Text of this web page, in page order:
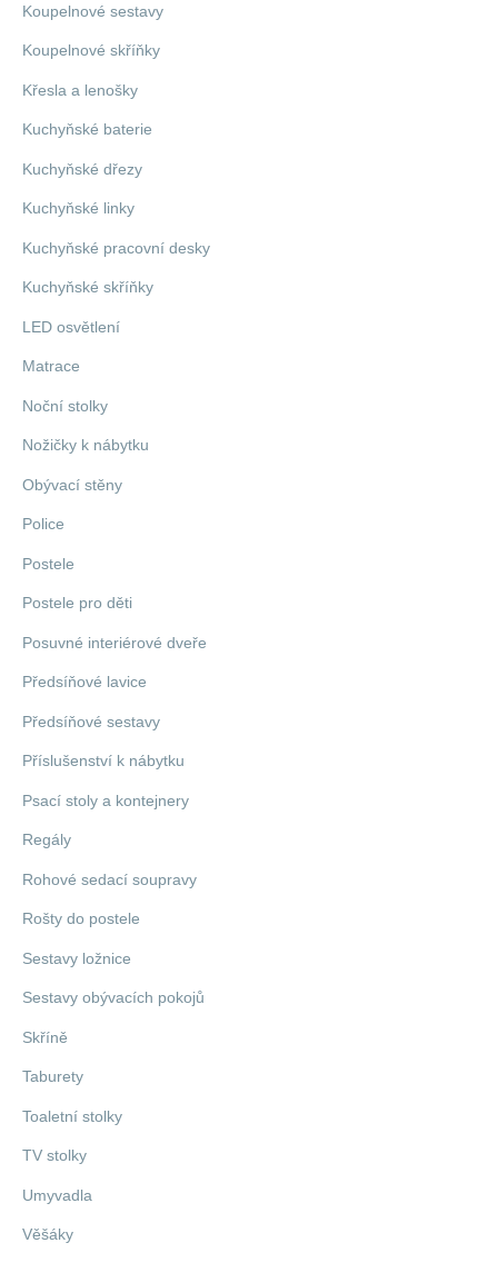
Koupelnové sestavy
Koupelnové skříňky
Křesla a lenošky
Kuchyňské baterie
Kuchyňské dřezy
Kuchyňské linky
Kuchyňské pracovní desky
Kuchyňské skříňky
LED osvětlení
Matrace
Noční stolky
Nožičky k nábytku
Obývací stěny
Police
Postele
Postele pro děti
Posuvné interiérové dveře
Předsíňové lavice
Předsíňové sestavy
Příslušenství k nábytku
Psací stoly a kontejnery
Regály
Rohové sedací soupravy
Rošty do postele
Sestavy ložnice
Sestavy obývacích pokojů
Skříně
Taburety
Toaletní stolky
TV stolky
Umyvadla
Věšáky